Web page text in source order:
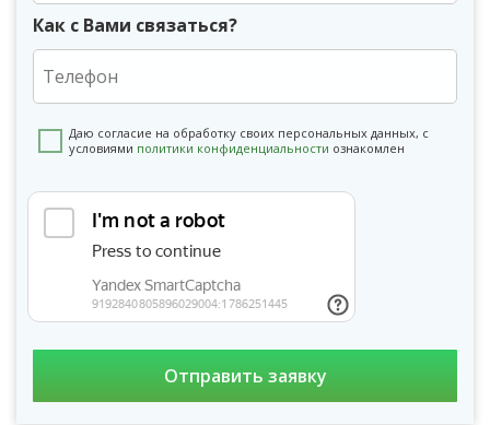
Как с Вами связаться?
Даю согласие на обработку своих персональных данных, с
условиями политики конфиденциальности ознакомлен